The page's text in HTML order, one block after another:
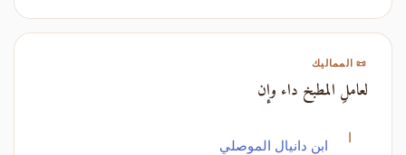
📜 المماليك
لعاملِ المطبخ داء وإن
ا ابن دانيال الموصلي